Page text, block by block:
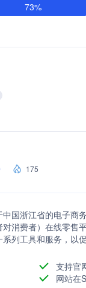
73%
175
国浙江省的电子商
消费者）在线零售
列工具和服务，以
支持官
网站在